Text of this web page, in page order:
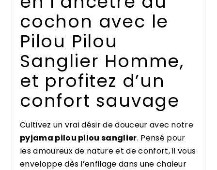
cochon avec le
Pilou Pilou
Sanglier Homme,
et profitez d’un
confort sauvage
Cultivez un vrai désir de douceur avec notre
pyjama pilou pilou sanglier. Pensé pour
les amoureux de nature et de confort, il vous
enveloppe dès l’enfilage dans une chaleur